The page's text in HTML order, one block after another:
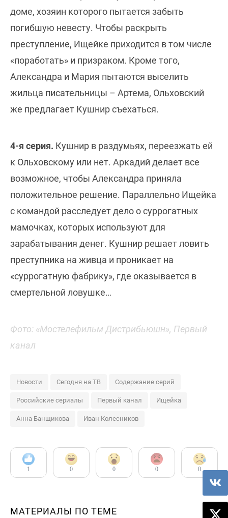
доме, хозяин которого пытается забыть
погибшую невесту. Чтобы раскрыть
преступление, Ищейке приходится в том числе
«поработать» и призраком. Кроме того,
Александра и Мария пытаются выселить
жильца писательницы – Артема, Ольховский
же предлагает Кушнир съехаться.
4-я серия. Кушнир в раздумьях, переезжать ей
к Ольховскому или нет. Аркадий делает все
возможное, чтобы Александра приняла
положительное решение. Параллельно Ищейка
с командой расследует дело о суррогатных
мамочках, которых используют для
зарабатывания денег. Кушнир решает ловить
преступника на живца и проникает на
«суррогатную фабрику», где оказывается в
смертельной ловушке…
Фото: «Мостелефильм Дистрибьюшн», Первый
канал
Новости Сегодня на ТВ Содержание серий
Российские сериалы Первый канал Ищейка
Анна Банщикова Иван Колесников
1 0 0 0 0
МАТЕРИАЛЫ ПО ТЕМЕ